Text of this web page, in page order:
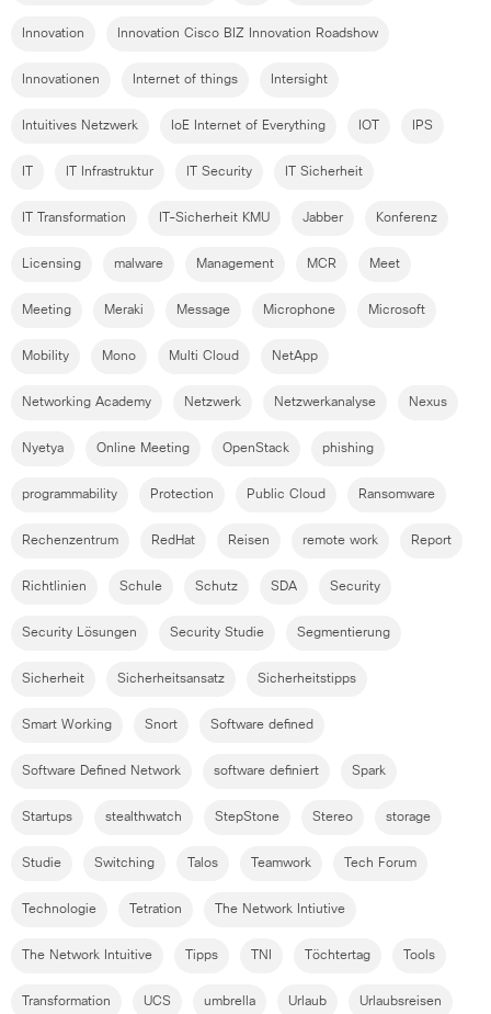
Innovation Innovation Cisco BIZ Innovation Roadshow
Innovationen Internet of things Intersight
Intuitives Netzwerk IoE Internet of Everything IOT IPS
IT Infrastruktur IT Security IT Sicherheit
IT Transformation IT-Sicherheit KMU Jabber Konferenz
Licensing malware Management MCR Meet
Meeting Meraki Message Microphone Microsoft
Mobility Mono Multi Cloud NetApp
Networking Academy Netzwerk Netzwerkanalyse Nexus
Nyetya Online Meeting OpenStack phishing
programmability Protection Public Cloud Ransomware
Rechenzentrum RedHat Reisen remote work Report
Richtlinien Schule Schutz SDA Security
Security Lösungen Security Studie Segmentierung
Sicherheit Sicherheitsansatz Sicherheitstipps
Smart Working Snort Software defined
Software Defined Network software definiert Spark
Startups stealthwatch StepStone Stereo storage
Studie Switching Talos Teamwork Tech Forum
Technologie Tetration The Network Intiutive
The Network Intuitive Tipps TNI Töchtertag Tools
Transformation UCS umbrella Urlaub Urlaubsreisen